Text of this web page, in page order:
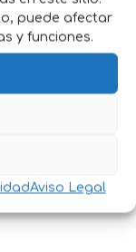
puede afectar
y funciones.
Aviso Legal